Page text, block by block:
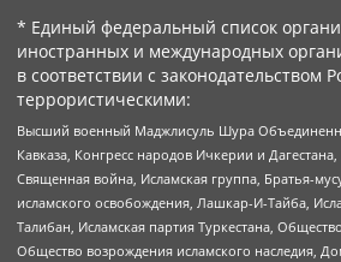
* Единый федеральный список
иностранных и международных
в соответствии с законодательством
террористическими:
Высший военный Маджлисуль Шура
Кавказа, Конгресс народов Ичкерии и
Священная война, Исламская группа, Братья-
исламского освобождения, Лашкар-И-Тайба,
Талибан, Исламская партия Туркестана,
Общество возрождения исламского наследия,